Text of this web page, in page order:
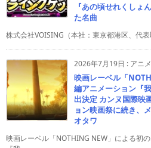
『あの頃せれくしょ
た名曲
株式会社VOISING（本社：東京都港区、代
2026年7月19日 : アニ
映画レーベル「
編アニメーション『
出決定 カンヌ国際映
ョン映画祭に続き、
オタワ
映画レーベル「NOTHING NEW」による初